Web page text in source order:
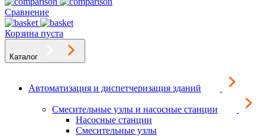
Сравнение
Корзина пуста
Каталог
Автоматизация и диспетчеризация зданий
Смесительные узлы и насосные станции
Насосные станции
Смесительные узлы